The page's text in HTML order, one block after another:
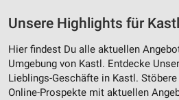
Unsere Highlights für Kastl
Hier findest Du alle aktuellen
Umgebung von Kastl. Entdecke
Lieblings-Geschäfte in Kastl.
Online-Prospekte mit aktuellen